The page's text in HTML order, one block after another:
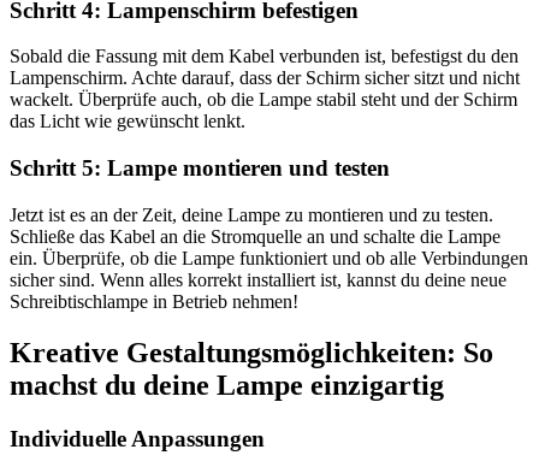
Schritt 4: Lampenschirm befestigen
Sobald die Fassung mit dem Kabel verbunden ist, befestigst du den
Lampenschirm. Achte darauf, dass der Schirm sicher sitzt und nicht
wackelt. Überprüfe auch, ob die Lampe stabil steht und der Schirm
das Licht wie gewünscht lenkt.
Schritt 5: Lampe montieren und testen
Jetzt ist es an der Zeit, deine Lampe zu montieren und zu testen.
Schließe das Kabel an die Stromquelle an und schalte die Lampe
ein. Überprüfe, ob die Lampe funktioniert und ob alle Verbindungen
sicher sind. Wenn alles korrekt installiert ist, kannst du deine neue
Schreibtischlampe in Betrieb nehmen!
Kreative Gestaltungsmöglichkeiten: So
machst du deine Lampe einzigartig
Individuelle Anpassungen